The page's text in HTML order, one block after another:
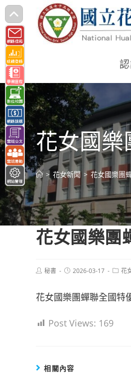
跳
轉
至
主
要
內
容
花女國樂
> 花女新聞 > 花女國樂團
花女國樂團
Post秘書
Post2026-03-17
Post花
花女國樂團蟬聯全國特
Post Views: 169
相關內容